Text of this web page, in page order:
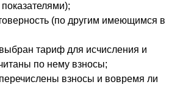
(по другим имеющимся в
тариф для исчисления и
по нему взносы;
взносы и вовремя ли